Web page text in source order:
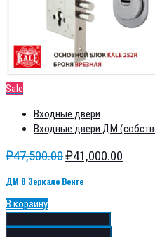
Sale
Входные двери
Входные двери ДМ
₽47,500.00₽41,000.00
ДМ 8 Зеркало Венге
В корзину